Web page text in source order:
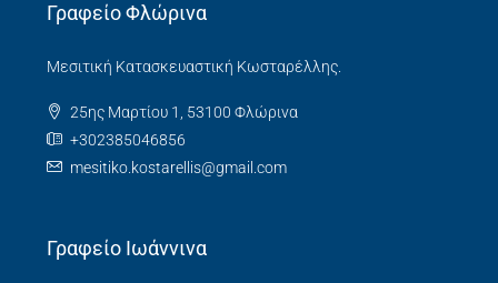
Γραφείο Φλώρινα
Μεσιτική Κατασκευαστική Κωσταρέλλης.
25ης Μαρτίου 1, 53100 Φλώρινα
+302385046856
mesitiko.kostarellis@gmail.com
Γραφείο Ιωάννινα